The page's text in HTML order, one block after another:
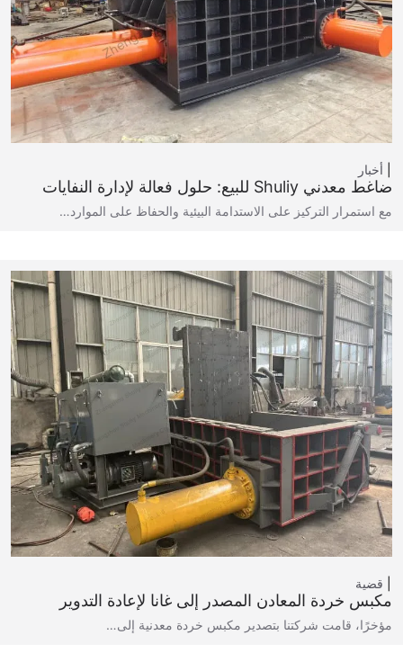
أخبار
ضاغط معدني Shuliy للبيع: حلول فعالة لإدارة النفايات
مع استمرار التركيز على الاستدامة البيئية والحفاظ على الموارد…
قضية
مكبس خردة المعادن المصدر إلى غانا لإعادة التدوير
مؤخرًا، قامت شركتنا بتصدير مكبس خردة معدنية إلى…